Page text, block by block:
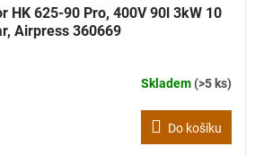
HK 625-90 Pro, 400V 90l 3kW 10
Airpress 360669
Skladem(>5 ks)
Do košíku